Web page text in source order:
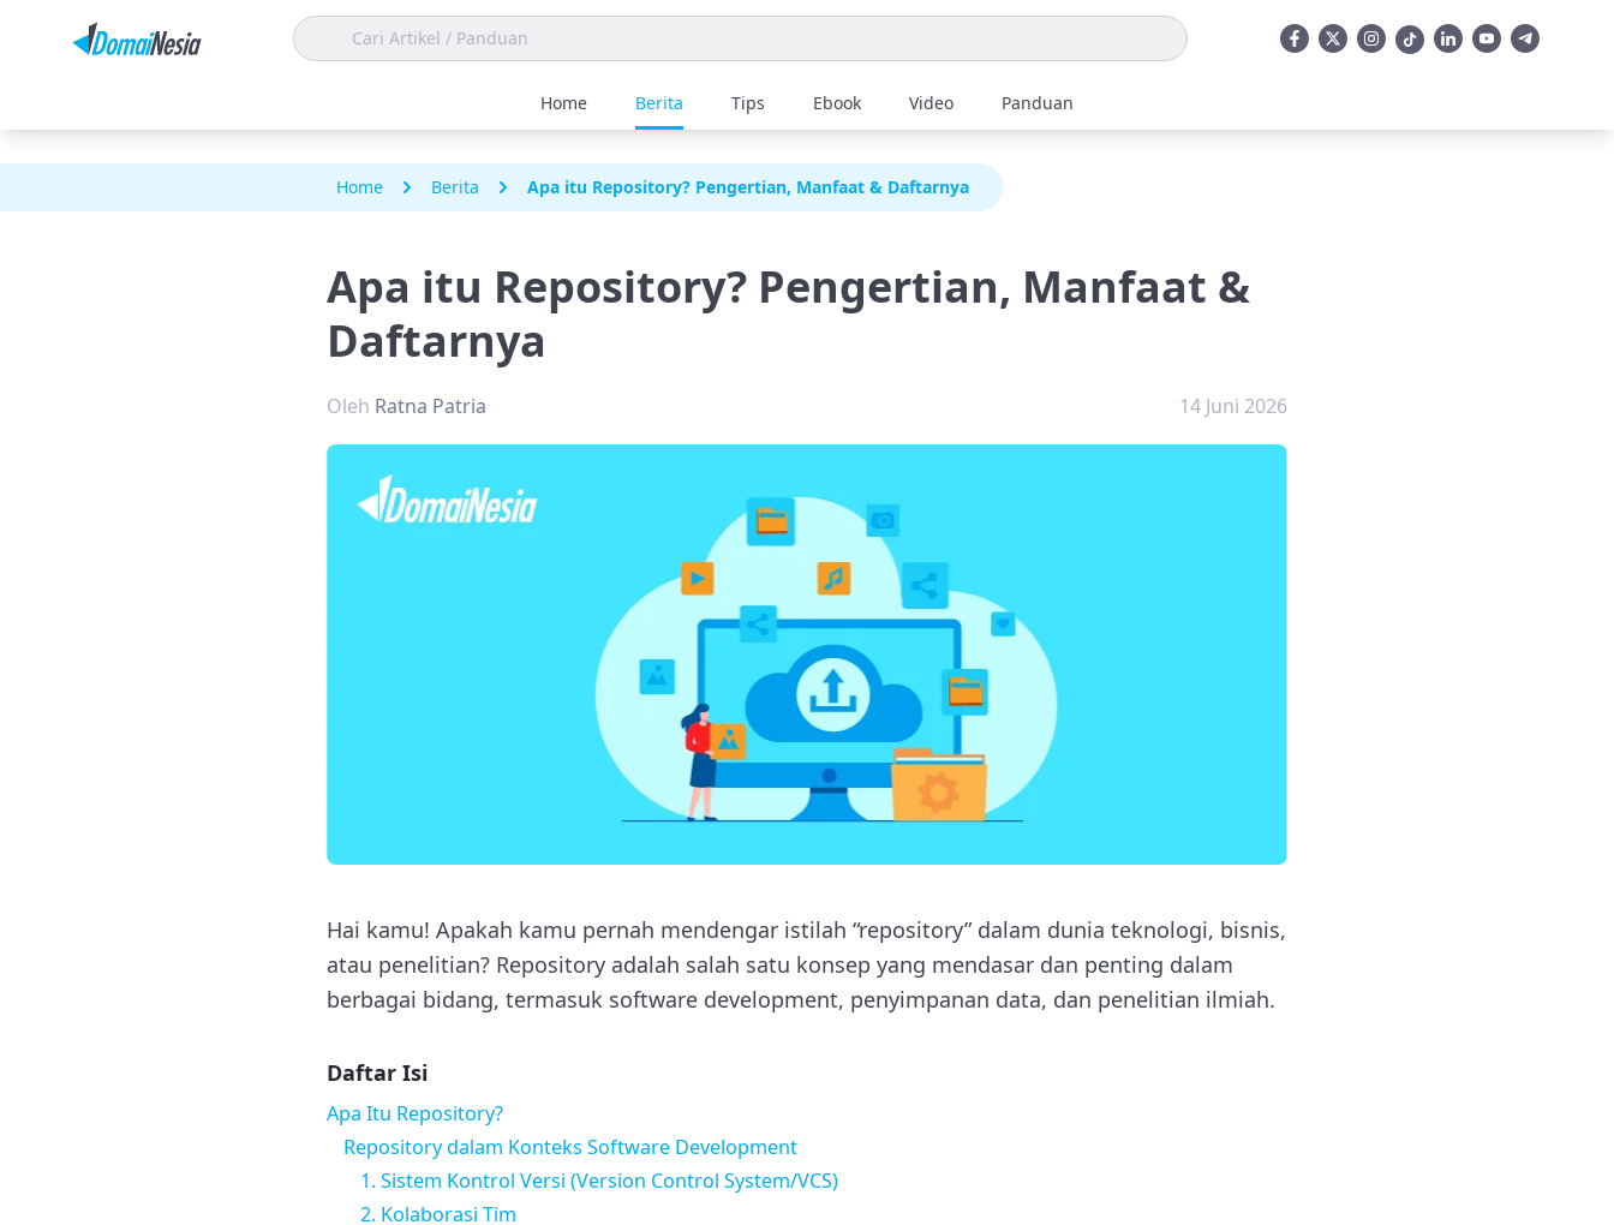
Home Berita Tips Ebook Video Panduan
Home Berita Apa itu Repository? Pengertian, Manfaat & Daftarnya
Apa itu Repository? Pengertian, Manfaat &
Daftarnya
Oleh Ratna Patria 14 Juni 2026
Hai kamu! Apakah kamu pernah mendengar istilah “repository” dalam dunia teknologi, bisnis,
atau penelitian? Repository adalah salah satu konsep yang mendasar dan penting dalam
berbagai bidang, termasuk software development, penyimpanan data, dan penelitian ilmiah.
Daftar Isi
Apa Itu Repository?
Repository dalam Konteks Software Development
1. Sistem Kontrol Versi (Version Control System/VCS)
2. Kolaborasi Tim